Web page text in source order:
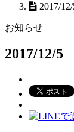
2017/
お知らせ
2017/12/5